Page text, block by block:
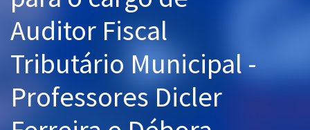
Mentorias
Questões grátis
Conteúdo gratuito
Auditor Fiscal
Tributário Municipal -
Professores Dicler